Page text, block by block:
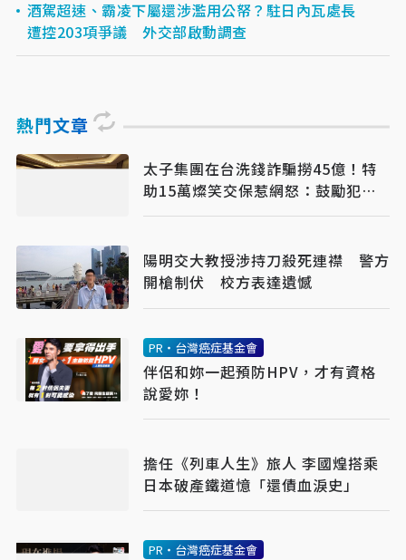
酒駕超速、霸凌下屬還涉濫用公帑？駐日內瓦處長
遭控203項爭議 外交部啟動調查
熱門文章
太子集團在台洗錢詐騙撈45億！特
助15萬燦笑交保惹網怒：鼓勵犯罪
嗎
陽明交大教授涉持刀殺死連襟 警方
開槍制伏 校方表達遺憾
PR・台灣癌症基金會
伴侶和妳一起預防HPV，才有資格
說愛妳！
擔任《列車人生》旅人 李國煌搭乘
日本破產鐵道憶「還債血淚史」
PR・台灣癌症基金會